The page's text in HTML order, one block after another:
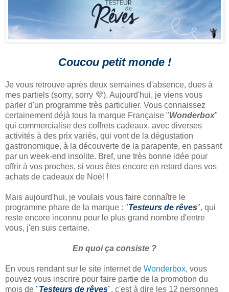
Coucou petit monde !
Je vous retrouve après deux semaines d'absence, dues à
mes partiels (sorry, sorry 💜). Aujourd'hui, je viens vous
parler d'un programme très particulier. Vous connaissez
certainement déjà tous la marque Française "Wonderbox"
qui commercialise des coffrets cadeaux, avec diverses
activités à des prix variés, qui vont de la dégustation
gastronomique, à la découverte de la parapente, en passant
par un week-end insolite. Bref, une très bonne idée pour
offrir à vos proches, si vous êtes encore en retard dans vos
achats de cadeaux de Noël !
Mais aujourd'hui, je voulais vous faire connaître le
programme phare de la marque : "Testeurs de rêves", qui
reste encore inconnu pour le plus grand nombre d'entre
vous, j'en suis certaine.
En quoi ça consiste ?
En vous rendant sur le site internet de Wonderbox, vous
pouvez vous inscrire pour faire partie de la promotion du
mois de "Testeurs de rêves", c'est à dire les 12 personnes